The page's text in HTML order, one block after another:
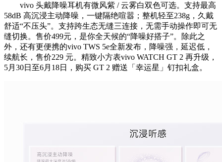
vivo 头戴降噪耳机有微风紫 / 云雾白双色可选。支持最高
58dB 高沉浸主动降噪，一键隔绝喧嚣；整机轻至238g，久戴
舒适“不压头”。支持跨生态无缝三连接，无需手动操作即可无
缝切换。售价499元，是你全天候的“降噪好搭子”。除此之
外，还有更便携的vivo TWS 5e全新发布，降噪强，延迟低，
续航长，售价229 元。精致小方表vivo WATCH GT 2 再升级，
5月30日至6月18日，购买 GT 2 赠送「幸运星」钉扣礼盒。